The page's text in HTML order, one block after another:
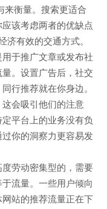
来衡量。搜索更适合
该考虑两者的优缺点
济有效的交通方式。
于推广文章或发布社
。设置广告后，社交
行推荐就在你身边。
会吸引他们的注意
平台上的业务没有负
你的洞察力更容易发
劳动密集型的，需要
流量。一些用户倾向
站的推荐流量正在下